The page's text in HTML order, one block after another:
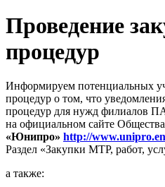
Проведение
процедур
Информируем потенциальных
процедур о том, что
процедур для нужд филиалов
на официальном сайте
«Юнипро» http://
Раздел «Закупки МТР, работ,
а также: